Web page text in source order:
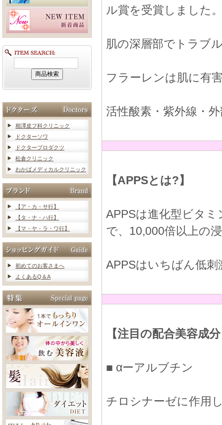
相澤皮フ科クリニック
ドクターソワ
ドクタープロダクツ
松倉クリニック
わかばメディカルクリニック
【ア・カ・サ行】
【タ・ナ・ハ行】
【マ・ヤ・ラ・ワ行】
初めてのお客さまへ
よくあるQ＆A
ル賞を受賞しました
肌の深層部でトラブ
フラーレンは肌に有
活性酸素・紫外線・
【APPSとは?】
APPSは進化型ビタ
で、10,000倍以上の
APPSはいちばん低
【注目の配合美容成
■ αーアルブチン
チロシナーゼに作用